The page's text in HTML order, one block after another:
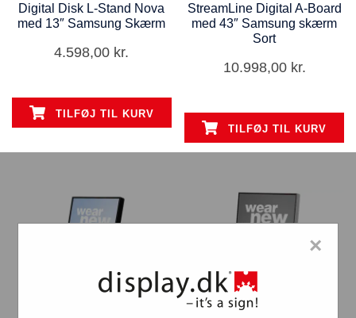
Digital Disk L-Stand Nova
med 13″ Samsung Skærm
4.598,00 kr.
TILFØJ TIL KURV
StreamLine Digital A-Board
med 43″ Samsung skærm
Sort
10.998,00 kr.
TILFØJ TIL KURV
×